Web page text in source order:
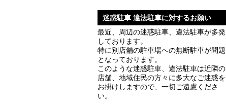
迷惑駐車 違法駐車に対するお願い
最近、周辺の迷惑駐車、違法駐車が多発
しております。
特に別店舗の駐車場への無断駐車が問題
となっております。
このような迷惑駐車、違法駐車は近隣の
店舗、地域住民の方々に多大なご迷惑を
お掛けしますので、一切ご遠慮くださ
い。